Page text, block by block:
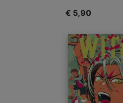
€ 5,90